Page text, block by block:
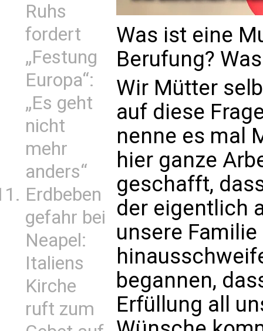
Ruhs
fordert
„Festung
Europa“:
„Es geht
nicht
mehr
anders“
Erdbeben
gefahr bei
Neapel:
Italiens
Kirche
ruft zum
Was ist eine
Berufung?
Wir Mütter
auf diese
nenne es mal
hier ganze
geschafft,
der eigentlich
unsere
begannen,
Erfüllung all